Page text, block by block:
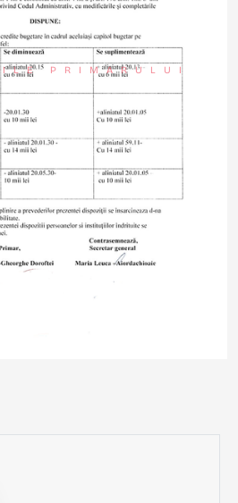
PRIMARULUI